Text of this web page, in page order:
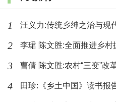
启示，遵循现代法治理念与
化、程序化、规范化。概言
体系，通过修订法律法规和
治化;应当明晰治理主体权责
1 汪义力:传统乡绅之治与现
2 李珺 陈文胜:全面推进乡
3
4 田珍:《乡土中国》读书报